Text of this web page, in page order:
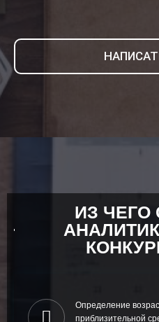
ИЗ ЧЕГО
Определение
приблизительной